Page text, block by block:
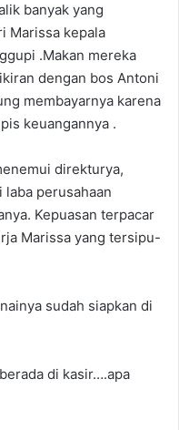
banyak yang
Marissa kepala
.Makan mereka
dengan bos Antoni
membayarnya karena
keuangannya .
direkturya,
perusahaan
Kepuasan terpacar
Marissa yang tersipu-
sudah siapkan di
di kasir….apa